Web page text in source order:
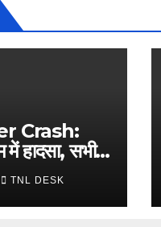
Crash:
में हादसा, सभी
TNL DESK